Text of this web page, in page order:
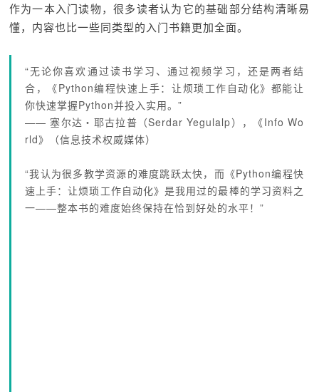
作为一本入门读物，很多读者认为它的基础部分结构清晰易
懂，内容也比一些同类型的入门书籍更加全面。
“无论你喜欢通过读书学习、通过视频学习，还是两者结
合，《Python编程快速上手：让烦琐工作自动化》都能让
你快速掌握Python并投入实用。”
—— 塞尔达・耶古拉普（Serdar Yegulalp），《Info Wo
rld》（信息技术权威媒体）
“我认为很多教学资源的难度跳跃太快，而《Python编程快
速上手：让烦琐工作自动化》是我用过的最棒的学习资料之
一——整本书的难度始终保持在恰到好处的水平！”